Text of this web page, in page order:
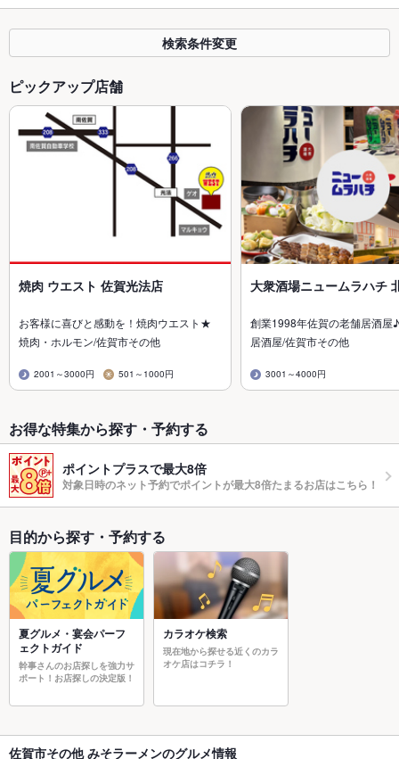
検索条件変更
ピックアップ店舗
焼肉 ウエスト 佐賀光法店
お客様に喜びと感動を！焼肉ウエスト★
焼肉・ホルモン/佐賀市その他
2001～3000円 501～1000円
大衆酒場ニュームラハチ
創業1998年佐賀の老舗居酒屋♪
居酒屋/佐賀市その他
3001～4000円
お得な特集から探す・予約する
ポイントプラスで最大8倍
対象日時のネット予約でポイントが最大8倍たまるお店はこちら！
目的から探す・予約する
夏グルメ・宴会パーフ
ェクトガイド
幹事さんのお店探しを強力サ
ポート！お店探しの決定版！
カラオケ検索
現在地から探せる近くのカラ
オケ店はコチラ！
佐賀市その他 みそラーメンのグルメ情報